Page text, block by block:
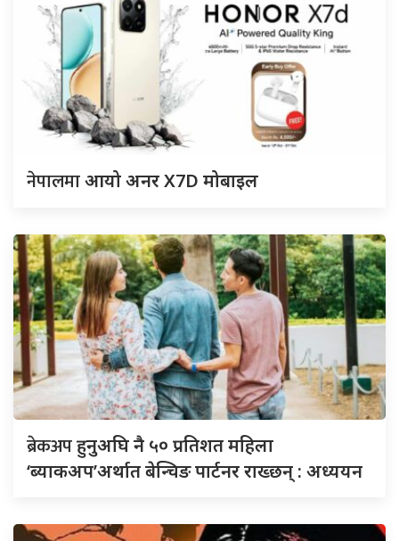
नेपालमाआयो अनर X7D मोबाइल
ब्रेकअपहुनुअघि नै ५० प्रतिशत महिला
‘ब्याकअप’अर्थात बेन्चिङ पार्टनर राख्छन् : अध्ययन